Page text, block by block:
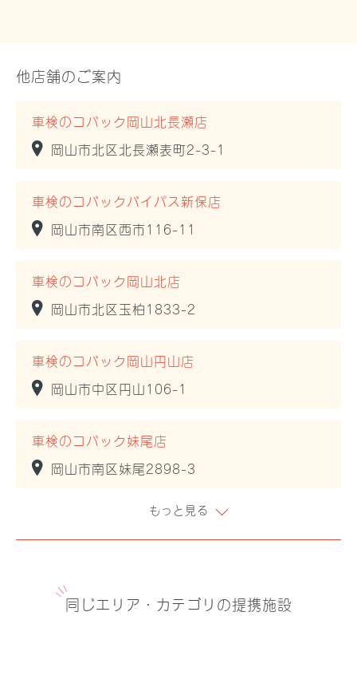
他店舗のご案内
車検のコバック岡山北長瀬店
岡山市北区北長瀬表町2-3-1
車検のコバックバイパス新保店
岡山市南区西市116-11
車検のコバック岡山北店
岡山市北区玉柏1833-2
車検のコバック岡山円山店
岡山市中区円山106-1
車検のコバック妹尾店
岡山市南区妹尾2898-3
もっと見る
同じエリア・カテゴリの提携施設